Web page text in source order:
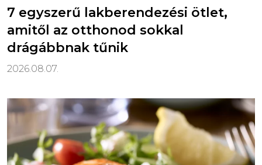
7 egyszerű lakberendezési ötlet,
amitől az otthonod sokkal
drágábbnak tűnik
2026.08.07.